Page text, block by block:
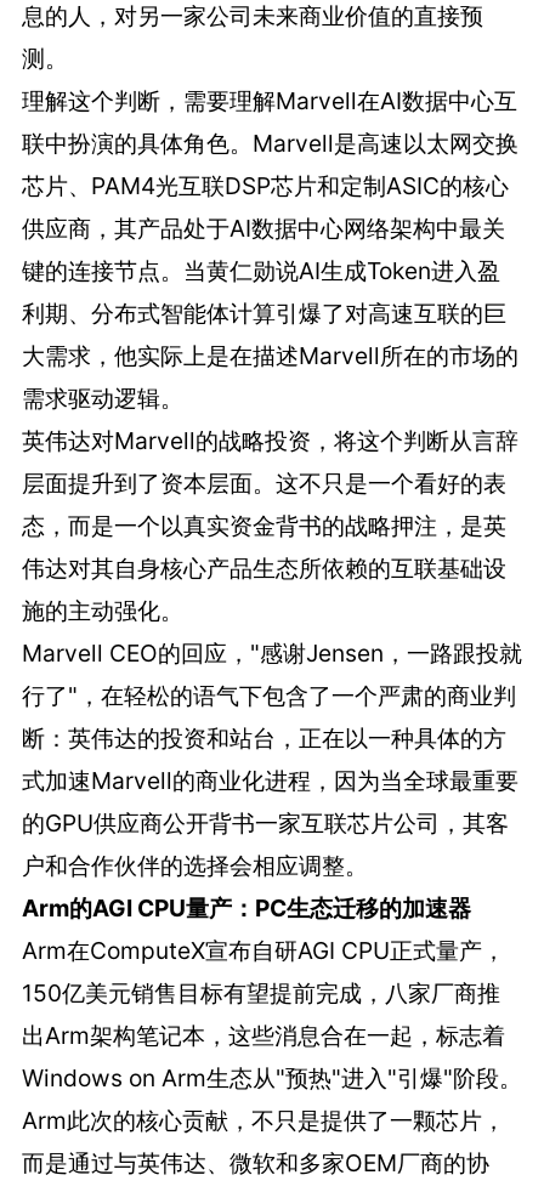
息的人，对另一家公司未来商业价值的直接预
测。
理解这个判断，需要理解Marvell在AI数据中心互
联中扮演的具体角色。Marvell是高速以太网交换
芯片、PAM4光互联DSP芯片和定制ASIC的核心
供应商，其产品处于AI数据中心网络架构中最关
键的连接节点。当黄仁勋说AI生成Token进入盈
利期、分布式智能体计算引爆了对高速互联的巨
大需求，他实际上是在描述Marvell所在的市场的
需求驱动逻辑。
英伟达对Marvell的战略投资，将这个判断从言辞
层面提升到了资本层面。这不只是一个看好的表
态，而是一个以真实资金背书的战略押注，是英
伟达对其自身核心产品生态所依赖的互联基础设
施的主动强化。
Marvell CEO的回应，"感谢Jensen，一路跟投就
行了"，在轻松的语气下包含了一个严肃的商业判
断：英伟达的投资和站台，正在以一种具体的方
式加速Marvell的商业化进程，因为当全球最重要
的GPU供应商公开背书一家互联芯片公司，其客
户和合作伙伴的选择会相应调整。
Arm的AGI CPU量产：PC生态迁移的加速器
Arm在ComputeX宣布自研AGI CPU正式量产，
150亿美元销售目标有望提前完成，八家厂商推
出Arm架构笔记本，这些消息合在一起，标志着
Windows on Arm生态从"预热"进入"引爆"阶段。
Arm此次的核心贡献，不只是提供了一颗芯片，
而是通过与英伟达、微软和多家OEM厂商的协